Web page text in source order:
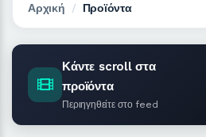
Αρχική Προϊόντα
Κάντε scroll στα
προϊόντα
Περιηγηθείτε στο feed